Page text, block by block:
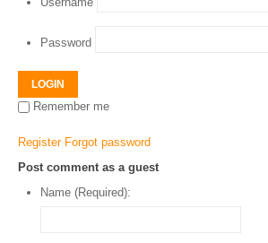
Password
LOGIN
Remember me
Register Forgot password
Post comment as a guest
Name (Required):